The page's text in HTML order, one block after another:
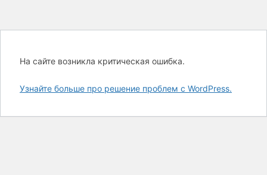
На сайте возникла критическая ошибка.
Узнайте больше про решение проблем с WordPress.